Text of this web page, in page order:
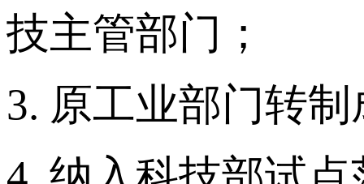
技主管部门；
3. 原工业部门转